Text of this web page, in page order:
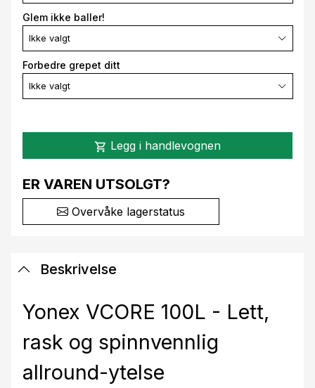
Glem ikke baller!
Ikke valgt
Forbedre grepet ditt
Ikke valgt
shopping_cart Legg i handlevognen
ER VAREN UTSOLGT?
Overvåke lagerstatus
Beskrivelse
Yonex VCORE 100L - Lett,
rask og spinnvennlig
allround-ytelse